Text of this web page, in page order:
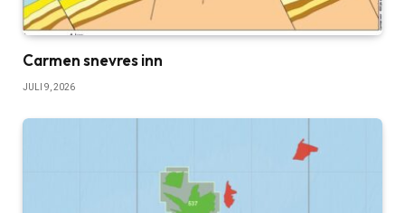
Carmen snevres inn
JULI 9, 2026